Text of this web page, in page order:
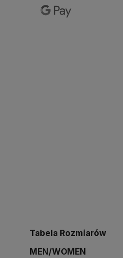
Tabela Rozmiarów
MEN/WOMEN